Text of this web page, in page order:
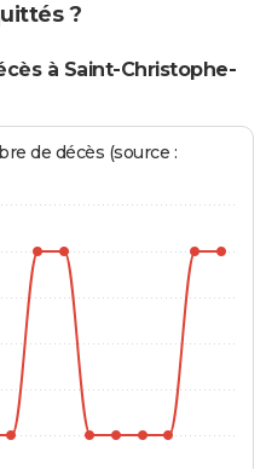
?
à Saint-Christophe-
de décès (source :